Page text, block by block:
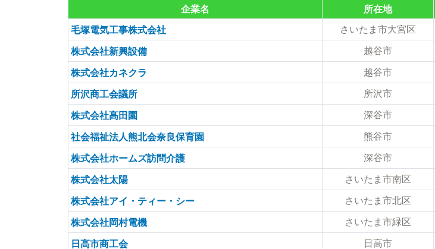
企業名 所在地
毛塚電気工事株式会社
さいたま市大宮区
株式会社新興設備
越谷市
株式会社カネクラ
越谷市
所沢商工会議所
所沢市
株式会社髙田園
深谷市
社会福祉法人熊北会奈良保育園
熊谷市
株式会社ホームズ訪問介護
深谷市
株式会社太陽
さいたま市南区
株式会社アイ・ティー・シー
さいたま市北区
株式会社岡村電機
さいたま市緑区
日高市商工会
日高市